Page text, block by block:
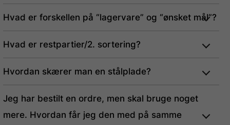
Hvad er forskellen på “lagervare” og “ønsket mål”?
Hvad er restpartier/2. sortering?
Hvordan skærer man en stålplade?
Jeg har bestilt en ordre, men skal bruge noget
mere. Hvordan får jeg den med på samme